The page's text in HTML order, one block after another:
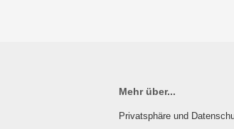
Mehr über...
Privatsphäre und